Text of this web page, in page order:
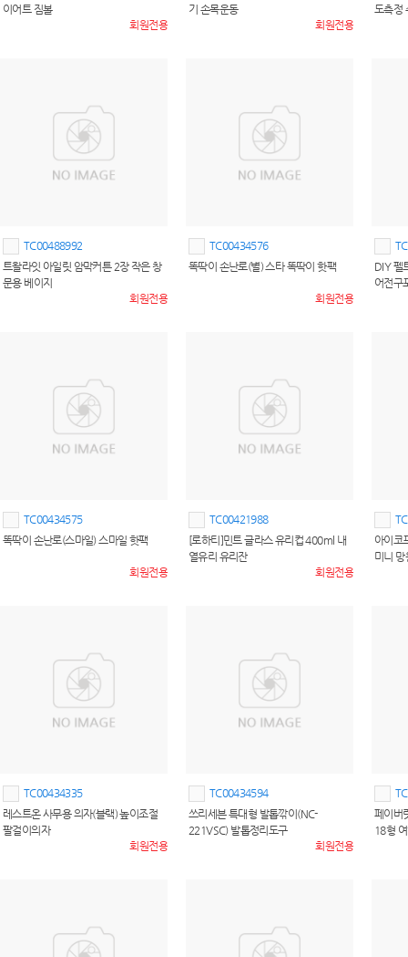
이어트 짐볼
회원전용
기 손목운동
회원전용
도측정
TC00488992
트왈라잇 아일릿 암막커튼 2장 작은 창
문용 베이지
회원전용
TC00434576
똑딱이 손난로(별) 스타 똑딱이 핫팩
회원전용
DIY 펠
어전구
TC00434575
똑딱이 손난로(스마일) 스마일 핫팩
회원전용
TC00421988
[로하티]민트 글라스 유리컵 400ml 내
열유리 유리잔
회원전용
아이코
미니 망
TC00434335
레스트온 사무용 의자(블랙) 높이조절
팔걸이의자
회원전용
TC00434594
쓰리세븐 특대형 발톱깎이(NC-
221VSC) 발톱정리도구
회원전용
페이버
18형